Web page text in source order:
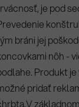
je pod
bráni jej
nôh -
Produkt
pridať